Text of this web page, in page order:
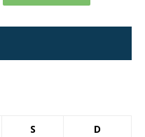
S D